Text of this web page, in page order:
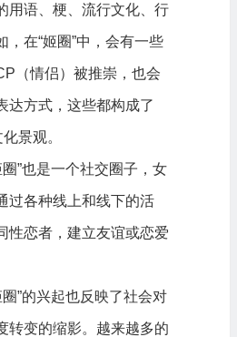
用语、梗、流行文化、行
，在“姬圈”中，会有一些
（情侣）被推崇，也会
达方式，这些都构成了
景观。
圈”也是一个社交圈子，女
过各种线上和线下的活
性恋者，建立友谊或恋爱
圈”的兴起也反映了社会对
转变的缩影。越来越多的